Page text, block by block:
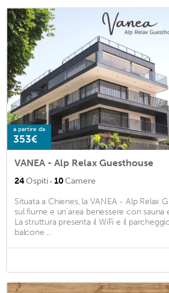
a partire da
353€
VANEA - Alp Relax Guesthouse
24Ospiti · 10Camere
Situata a Chienes, la VANEA - Alp Relax
sul fiume e un'area benessere con sauna
La struttura presenta il WiFi e il
balcone ...